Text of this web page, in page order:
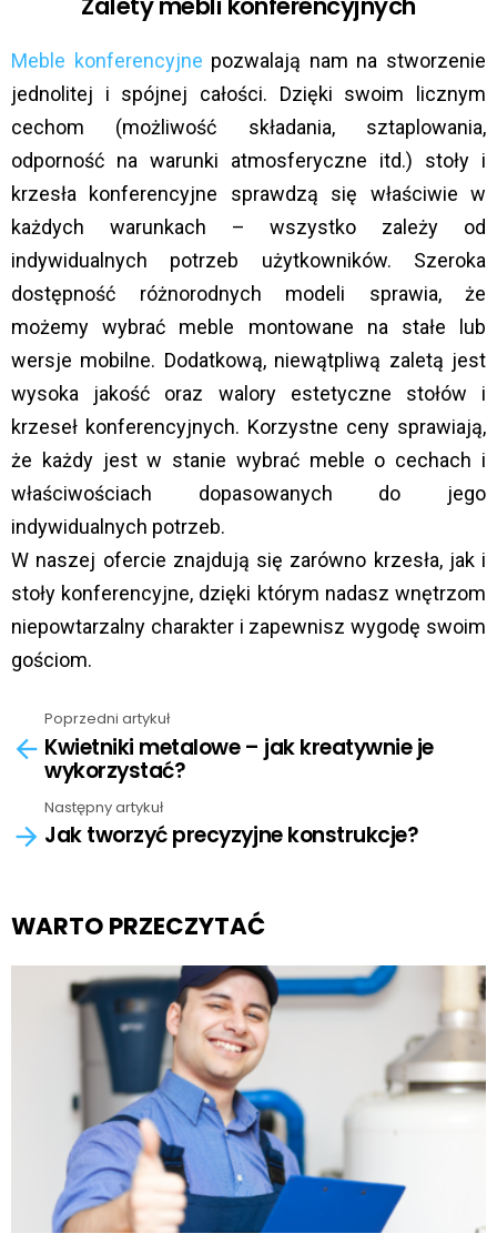
Meble konferencyjne pozwalają nam na stworzenie
jednolitej i spójnej całości. Dzięki swoim licznym
cechom (możliwość składania, sztaplowania,
odporność na warunki atmosferyczne itd.) stoły i
krzesła konferencyjne sprawdzą się właściwie w
każdych warunkach – wszystko zależy od
indywidualnych potrzeb użytkowników. Szeroka
dostępność różnorodnych modeli sprawia, że
możemy wybrać meble montowane na stałe lub
wersje mobilne. Dodatkową, niewątpliwą zaletą jest
wysoka jakość oraz walory estetyczne stołów i
krzeseł konferencyjnych. Korzystne ceny sprawiają,
że każdy jest w stanie wybrać meble o cechach i
właściwościach dopasowanych do jego
indywidualnych potrzeb.
W naszej ofercie znajdują się zarówno krzesła, jak i
stoły konferencyjne, dzięki którym nadasz wnętrzom
niepowtarzalny charakter i zapewnisz wygodę swoim
gościom.
more
Poprzedni artykuł
Kwietniki metalowe – jak kreatywnie je
wykorzystać?
Następny artykuł
Jak tworzyć precyzyjne konstrukcje?
WARTO PRZECZYTAĆ